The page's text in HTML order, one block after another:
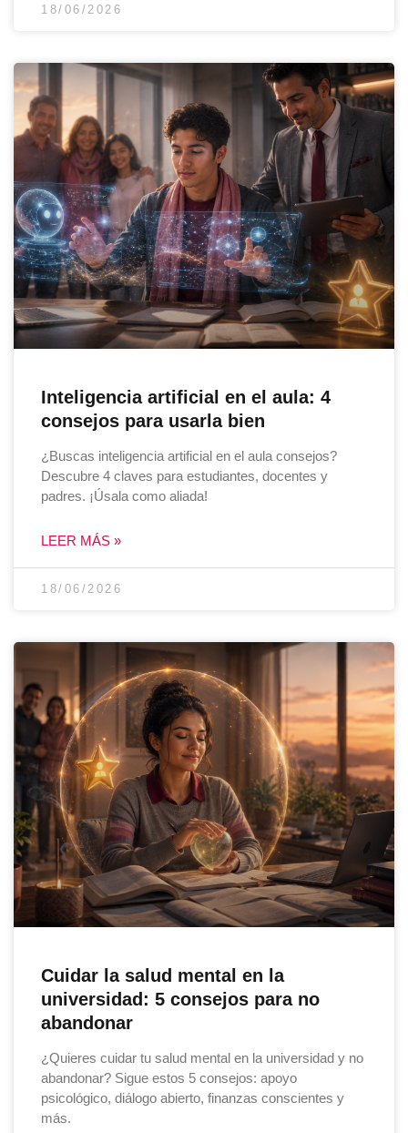
18/06/2026
Inteligencia artificial en el aula: 4
consejos para usarla bien
¿Buscas inteligencia artificial en el aula consejos?
Descubre 4 claves para estudiantes, docentes y
padres. ¡Úsala como aliada!
LEER MÁS »
18/06/2026
Cuidar la salud mental en la
universidad: 5 consejos para no
abandonar
¿Quieres cuidar tu salud mental en la universidad y no
abandonar? Sigue estos 5 consejos: apoyo
psicológico, diálogo abierto, finanzas conscientes y
más.